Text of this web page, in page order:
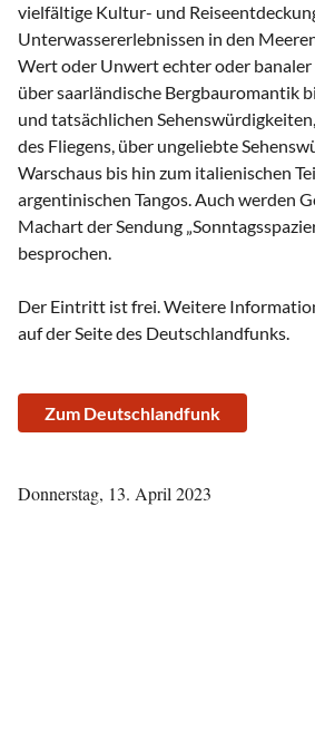
vielfältige Kultur- und
Unterwassererlebnissen in den
Wert oder Unwert echter oder
über saarländische Bergbauromantik
und tatsächlichen
des Fliegens, über ungeliebte
Warschaus bis hin zum italienischen
argentinischen Tangos. Auch werden
Machart der Sendung
besprochen.
Der Eintritt ist frei. Weitere
auf der Seite des Deutschlandfunks.
Zum Deutschlandfunk
Donnerstag, 13. April 2023